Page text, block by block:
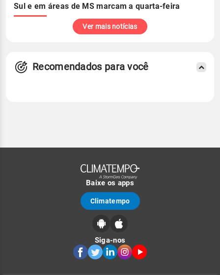
Sul e em áreas de MS marcam a quarta-feira
Ver mais notícias
Recomendados para você
Baixe os apps
Climatempo
Siga-nos